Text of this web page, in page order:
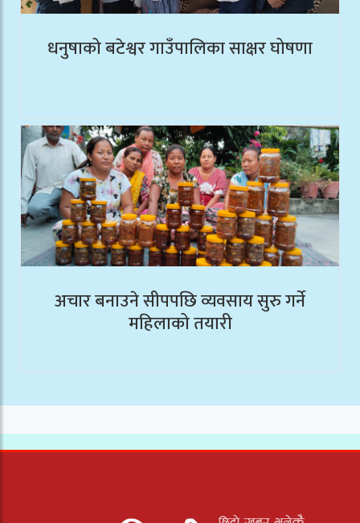
धनुषाको बटेश्वर गाउँपालिका साक्षर घोषणा
अचार बनाउने सीपपछि व्यवसाय सुरु गर्ने
महिलाको तयारी